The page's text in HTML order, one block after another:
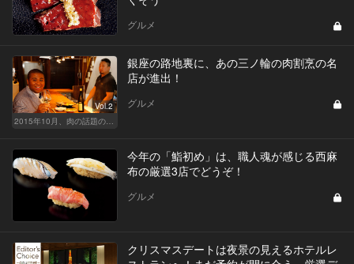
グルメ
Vol.2
2015年10月、肉の話題の新店を5日間連続連載でお届け！
銀座の路地裏に、あの三ノ輪の肉割烹の名
店が進出！
グルメ
今年の「鮨初め」は、職人魂が感じる西麻
布の厳選3店でどうぞ！
グルメ
クリスマスデートは夜景の見えるホテルレ